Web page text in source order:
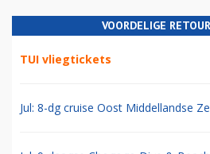
VOORDELIGE
TUI vliegtickets
Jul: 8-dg cruise Oost Middellandse